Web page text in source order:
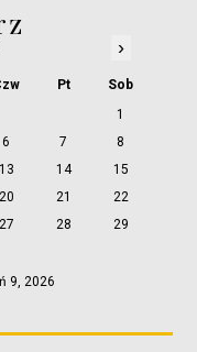
›
Pt
Sob
1
6 7
8
13 14
15
20 21
22
27 28
29
9, 2026